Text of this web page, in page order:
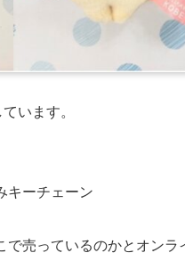
います。
キーチェーン
売っているのかとオンラ